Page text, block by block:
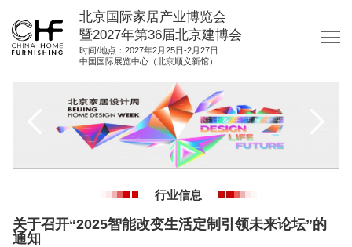
北京国际家居产业博览会
暨2027年第36届北京建博会
时间/地点：2027年2月25日-2月27日
中国国际展览中心（北京顺义新馆）
资料下载
行业信息
关于召开“2025智能改变生活定制引领未来论坛”的
通知